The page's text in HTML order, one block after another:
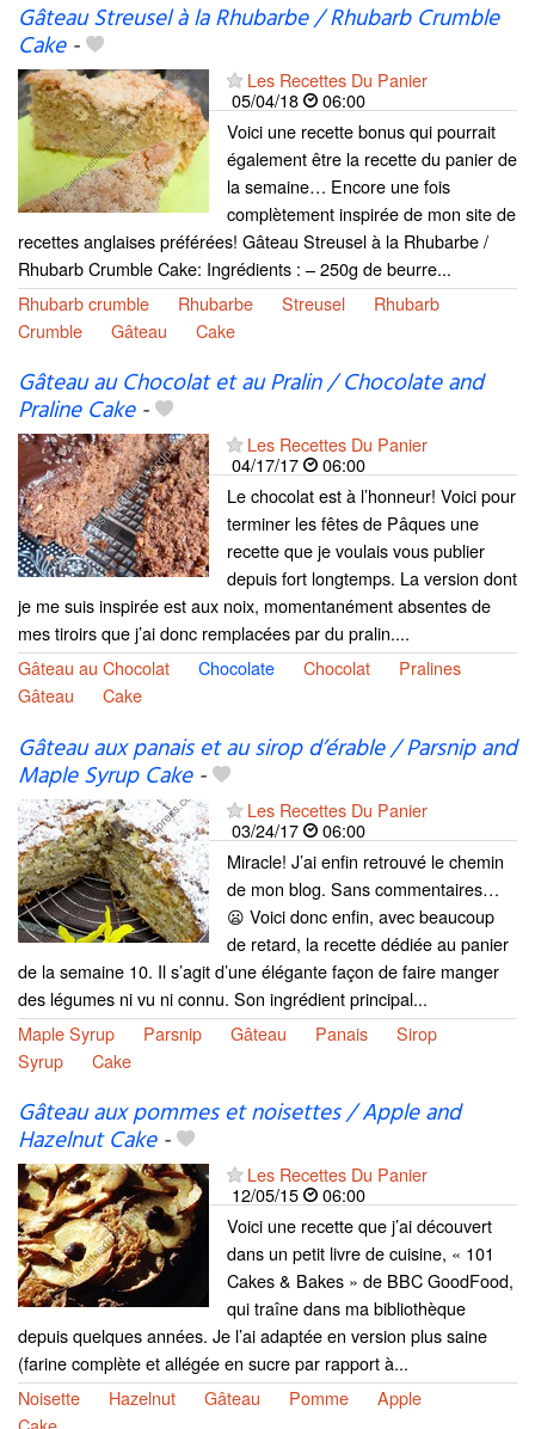
Gâteau Streusel à la Rhubarbe / Rhubarb Crumble
Cake-
Les Recettes Du Panier
05/04/18
06:00
Voici une recette bonus qui pourrait
également être la recette du panier de
la semaine… Encore une fois
complètement inspirée de mon site de
recettes anglaises préférées! Gâteau Streusel à la Rhubarbe /
Rhubarb Crumble Cake: Ingrédients : – 250g de beurre...
Rhubarb crumble
Rhubarbe Streusel
Rhubarb
Crumble
Gâteau Cake
Gâteau au Chocolat et au Pralin / Chocolate and
Praline Cake-
Les Recettes Du Panier
04/17/17
06:00
Le chocolat est à l’honneur! Voici pour
terminer les fêtes de Pâques une
recette que je voulais vous publier
depuis fort longtemps. La version dont
je me suis inspirée est aux noix, momentanément absentes de
mes tiroirs que j’ai donc remplacées par du pralin....
Gâteau au Chocolat
Chocolate Chocolat
Pralines
Gâteau
Cake
Gâteau aux panais et au sirop d’érable / Parsnip and
Maple Syrup Cake-
Les Recettes Du Panier
03/24/17
06:00
Miracle! J’ai enfin retrouvé le chemin
de mon blog. Sans commentaires…
😦 Voici donc enfin, avec beaucoup
de retard, la recette dédiée au panier
de la semaine 10. Il s’agit d’une élégante façon de faire manger
des légumes ni vu ni connu. Son ingrédient principal...
Maple Syrup
Parsnip Gâteau Panais
Sirop
Syrup
Cake
Gâteau aux pommes et noisettes / Apple and
Hazelnut Cake-
Les Recettes Du Panier
12/05/15
06:00
Voici une recette que j’ai découvert
dans un petit livre de cuisine, « 101
Cakes & Bakes » de BBC GoodFood,
qui traîne dans ma bibliothèque
depuis quelques années. Je l’ai adaptée en version plus saine
(farine complète et allégée en sucre par rapport à...
Noisette
Hazelnut Gâteau Pomme
Apple